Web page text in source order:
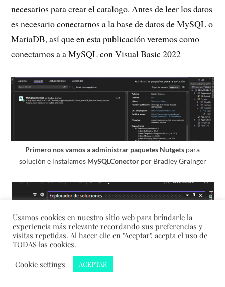
necesarios para crear el catalogo. Antes de leer los datos
es necesario conectarnos a la base de datos de MySQL o
MariaDB, así que en esta publicación veremos como
conectarnos a a MySQL con Visual Basic 2022
Primero nos vamos a administrar paquetes Nutgets para
solución e instalamos MySQLConector por Bradley Grainger
Usamos cookies en nuestro sitio web para brindarle la
experiencia más relevante recordando sus preferencias y
visitas repetidas. Al hacer clic en "Aceptar", acepta el uso de
TODAS las cookies.
Cookie settings
ACEPTAR